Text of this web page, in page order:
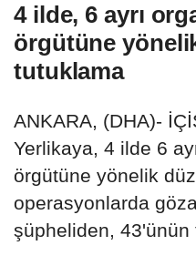
4 ilde, 6 ayrı
örgütüne
tutuklama
ANKARA, (DHA)-
Yerlikaya, 4 ilde 6
örgütüne yönelik
operasyonlarda
şüpheliden, 43'ünün